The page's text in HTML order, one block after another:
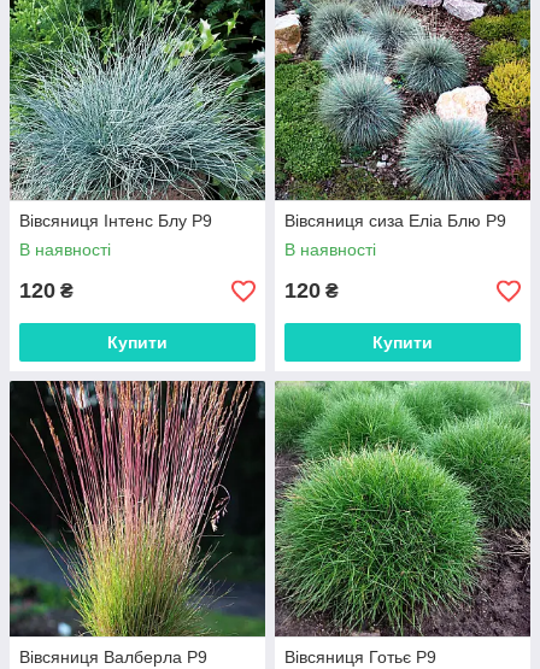
Вівсяниця Інтенс Блу Р9
В наявності
120 ₴
Купити
Вівсяниця сиза Еліа Блю Р9
В наявності
120 ₴
Купити
Вівсяниця Валберла Р9
Вівсяниця Готьє Р9